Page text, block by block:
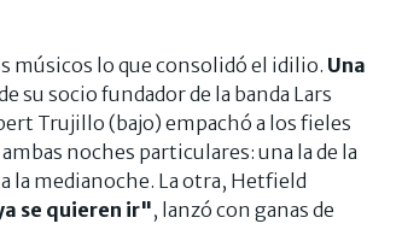
músicos lo que consolidó el idilio. Una
su socio fundador de la banda Lars
Trujillo (bajo) empachó a los fieles
noches particulares: una la de la
la medianoche. La otra, Hetfield
se quieren ir", lanzó con ganas de